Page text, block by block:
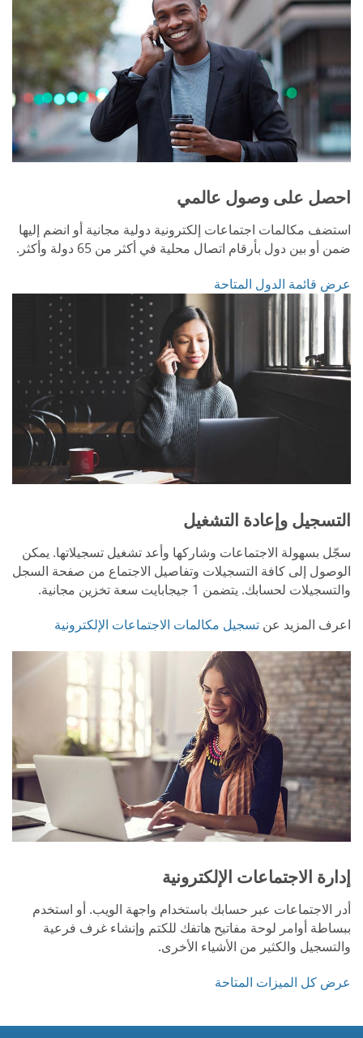
احصل على وصول عالمي
استضف مكالمات اجتماعات إلكترونية دولية مجانية أو انضم إليها
ضمن أو بين دول بأرقام اتصال محلية في أكثر من 65 دولة وأكثر.
عرض قائمة الدول المتاحة
التسجيل وإعادة التشغيل
سجّل بسهولة الاجتماعات وشاركها وأعد تشغيل تسجيلاتها. يمكن
الوصول إلى كافة التسجيلات وتفاصيل الاجتماع من صفحة السجل
والتسجيلات لحسابك. يتضمن 1 جيجابايت سعة تخزين مجانية.
اعرف المزيد عن تسجيل مكالمات الاجتماعات الإلكترونية
إدارة الاجتماعات الإلكترونية
أدر الاجتماعات عبر حسابك باستخدام واجهة الويب. أو استخدم
ببساطة أوامر لوحة مفاتيح هاتفك للكتم وإنشاء غرف فرعية
والتسجيل والكثير من الأشياء الأخرى.
عرض كل الميزات المتاحة